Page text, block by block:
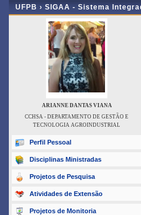
UFPB › SIGAA - Sistema
ARIANNE DANTAS VIANA
CCHSA - DEPARTAMENTO DE GESTÃO E
TECNOLOGIA AGROINDUSTRIAL
Perfil Pessoal
Disciplinas Ministradas
Projetos de Pesquisa
Atividades de Extensão
Projetos de Monitoria